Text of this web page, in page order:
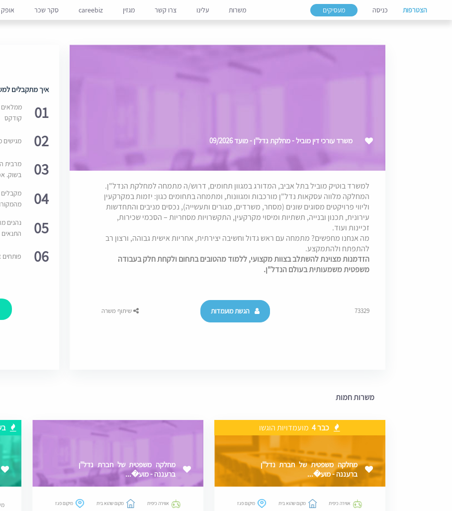
הצטרפות כניסה מעסיקים משרות עלינו צרו קשר מגזין careebiz סקר שכר אופק
משרד עורכי דין מוביל - מחלקת נדל"ן - מועד 09/2026
למשרד בוטיק מוביל בתל אביב, המדורג במגוון תחומים, דרוש/ה מתמחה למחלקת הנדל"ן.
המחלקה מלווה עסקאות נדל"ן מורכבות ומגוונות, ומתמחה בתחומים כגון: יזמות במקרקעין
וליווי פרויקטים מסוגים שונים (מסחר, משרדים, מגורים ותעשייה), נכסים מניבים והתחדשות
עירונית, תכנון ובנייה, תשתיות ומיסוי מקרקעין, התקשרויות מסחריות – הסכמי שכירות,
זכיינות ועוד.
מה אנחנו מחפשים? מתמחה עם ראש גדול וחשיבה יצירתית, אחריות אישית גבוהה, ורצון רב
להתפתח ולהתמקצע.
הזדמנות מצוינת להשתלב בצוות מקצועי, ללמוד מהטובים בתחום ולקחת חלק בעבודה
משפטית משמעותית בעולם הנדל"ן.
73329 הגשת מועמדות שיתוף משרה
איך מתקבלים
01
ממלאים
קודקס
02
03
מרבית
בשוק.
04
05
נהנים
התנאים
06
משרות חמות
כבר 4 מועמדויות הוגשו
מחלקה משפטית של חברת נדל"ן
ברעננה - מוע�...
אווירה כיפית מקום שהוא בית מיקום פגז
מחלקה משפטית של חברת נדל"ן
ברעננה - מוע�...
אווירה כיפית מקום שהוא בית מיקום פגז